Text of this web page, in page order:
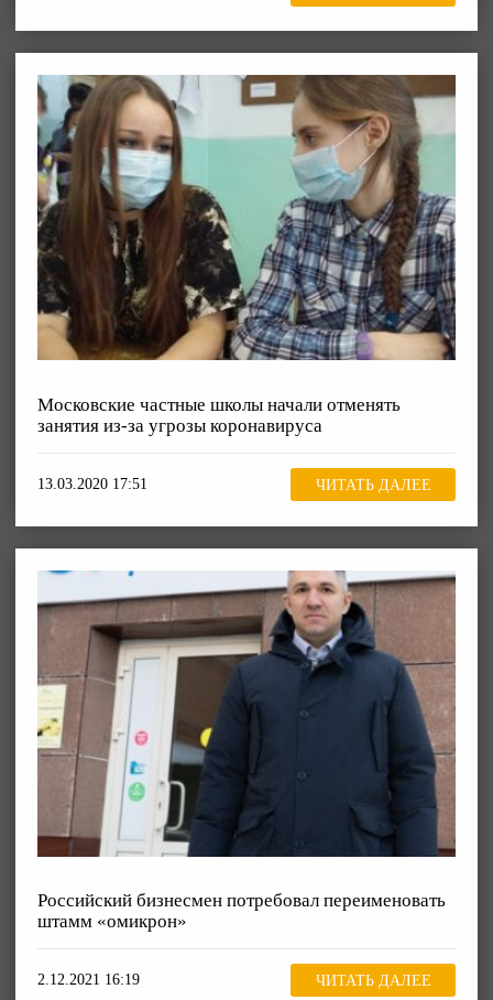
Московские частные школы начали отменять
занятия из-за угрозы коронавируса
13.03.2020 17:51 ЧИТАТЬ ДАЛЕЕ
Российский бизнесмен потребовал переименовать
штамм «омикрон»
2.12.2021 16:19 ЧИТАТЬ ДАЛЕЕ